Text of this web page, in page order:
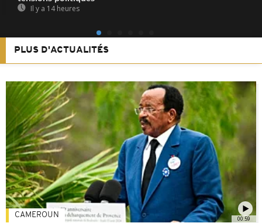
Il y a 14 heures
PLUS D'ACTUALITÉS
00:59
CAMEROUN